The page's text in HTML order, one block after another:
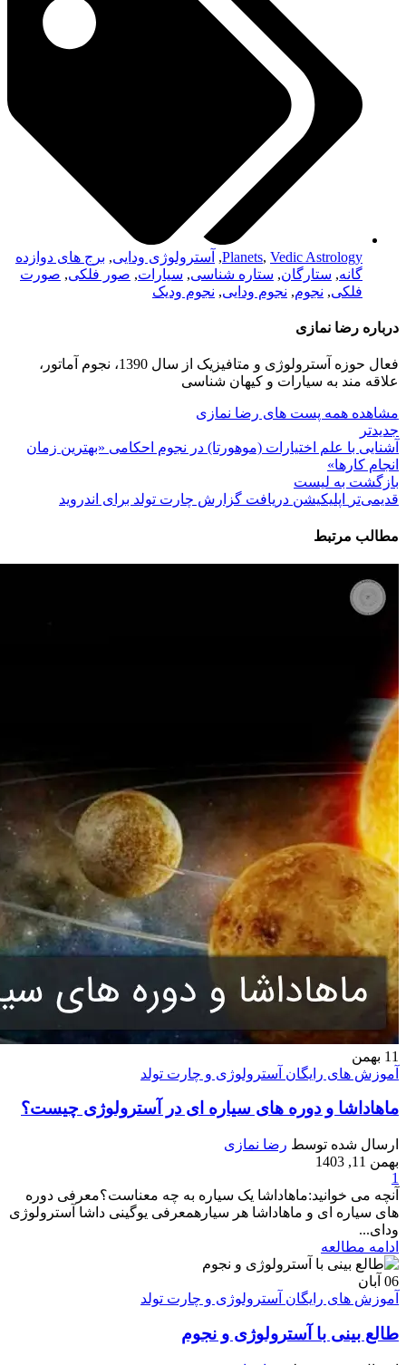
Planets, Vedic Astrology
, آسترولوژی ودایی, برج های دوازده
گانه, ستارگان, ستاره شناسی, سیارات, صور فلکی, صورت
فلکی, نجوم, نجوم ودایی, نجوم ودیک
درباره رضا نمازی
فعال حوزه آسترولوژی و متافیزیک از سال 1390، نجوم آماتور،
علاقه مند به سیارات و کیهان شناسی
مشاهده همه پست های رضا نمازی
جدیدتر
آشنایی با علم اختیارات (موهورتا) در نجوم احکامی «بهترین زمان
انجام کارها»
بازگشت بە لیست
قدیمی‌تر
اپلیکیشن دریافت گزارش چارت تولد برای اندروید
مطالب مرتبط
11 بهمن
آموزش های رایگان آسترولوژی و چارت تولد
ماهاداشا و دوره های سیاره ای در آسترولوژی چیست؟
ارسال شده توسط رضا نمازی
بهمن 11, 1403
1
آنچه می خوانید:ماهاداشا یک سیاره به چه معناست؟معرفی دوره
های سیاره ای و ماهاداشا هر سیارهمعرفی یوگینی داشا آسترولوژی
ودای...
ادامه مطالعه
06 آبان
آموزش های رایگان آسترولوژی و چارت تولد
طالع بینی با آسترولوژی و نجوم